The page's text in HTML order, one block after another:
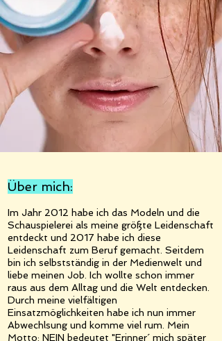
Über mich:
Im Jahr 2012 habe ich das Modeln und die
Schauspielerei als meine größte Leidenschaft
entdeckt und 2017 habe ich diese
Leidenschaft zum Beruf gemacht. Seitdem
bin ich selbstständig in der Medienwelt und
liebe meinen Job. Ich wollte schon immer
raus aus dem Alltag und die Welt entdecken.
Durch meine vielfältigen
Einsatzmöglichkeiten habe ich nun immer
Abwechlsung und komme viel rum. Mein
Motto: NEIN bedeutet "Erinner´ mich später